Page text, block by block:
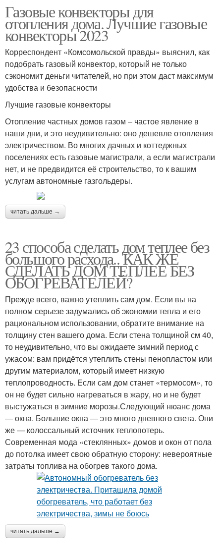
Газовые конвекторы для
отопления дома. Лучшие газовые
конвекторы 2023
Корреспондент «Комсомольской правды» выяснил, как
подобрать газовый конвектор, который не только
сэкономит деньги читателей, но при этом даст максимум
удобства и безопасности
Лучшие газовые конвекторы
Отопление частных домов газом – частое явление в
наши дни, и это неудивительно: оно дешевле отопления
электричеством. Во многих дачных и коттеджных
поселениях есть газовые магистрали, а если магистрали
нет, и не предвидится её строительство, то к вашим
услугам автономные газгольдеры.
читать дальше →
23 способа сделать дом теплее без
большого расхода.. КАК ЖЕ
СДЕЛАТЬ ДОМ ТЕПЛЕЕ БЕЗ
ОБОГРЕВАТЕЛЕЙ?
Прежде всего, важно утеплить сам дом. Если вы на
полном серьезе задумались об экономии тепла и его
рациональном использовании, обратите внимание на
толщину стен вашего дома. Если стена толщиной см 40,
то неудивительно, что вы ожидаете зимний период с
ужасом: вам придётся утеплить стены пенопластом или
другим материалом, который имеет низкую
теплопроводность. Если сам дом станет «термосом», то
он не будет сильно нагреваться в жару, но и не будет
выстужаться в зимние морозы.Следующий нюанс дома
— окна. Большие окна — это много дневного света. Они
же — колоссальный источник теплопотерь.
Современная мода «стеклянных» домов и окон от пола
до потолка имеет свою обратную сторону: невероятные
затраты топлива на обогрев такого дома.
читать дальше →